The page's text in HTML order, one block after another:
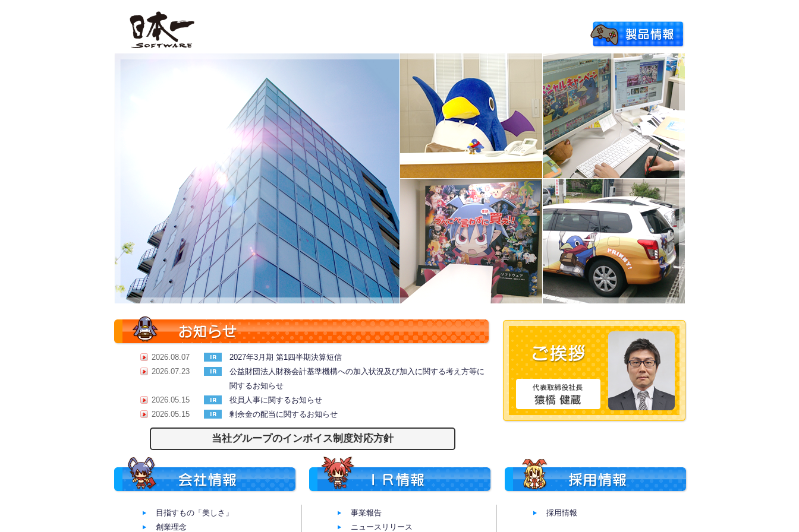
お知らせ
2026.08.07
2027年3月期 第1四半期決算短信
2026.07.23
公益財団法人財務会計基準機構への加入状況及び加入に関する考え方等に
関するお知らせ
2026.05.15
役員人事に関するお知らせ
2026.05.15
剰余金の配当に関するお知らせ
当社グループのインボイス制度対応方針
会社情報
目指すもの「美しさ」
創業理念
事業報告
ニュースリリース
採用情報